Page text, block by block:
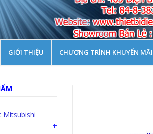
GIỚI THIỆU CHƯƠNG TRÌNH KHUYẾN MÃI
Mitsubishi
+